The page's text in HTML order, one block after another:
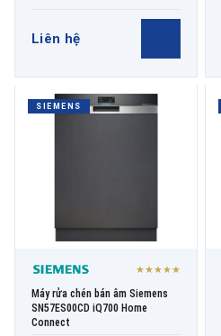
Liên hệ
SIEMENS
★★★★★
Máy rửa chén bán âm Siemens
SN57ES00CD iQ700 Home
Connect